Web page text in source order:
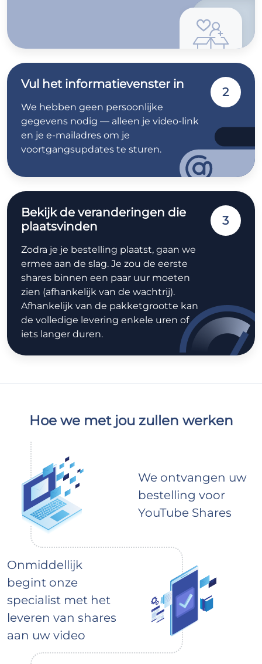
Vul het informatievenster in
We hebben geen persoonlijke
gegevens nodig — alleen je video-link
en je e-mailadres om je
voortgangsupdates te sturen.
2
Bekijk de veranderingen die
plaatsvinden
Zodra je je bestelling plaatst, gaan we
ermee aan de slag. Je zou de eerste
shares binnen een paar uur moeten
zien (afhankelijk van de wachtrij).
Afhankelijk van de pakketgrootte kan
de volledige levering enkele uren of
iets langer duren.
3
Hoe we met jou zullen werken
We ontvangen uw
bestelling voor
YouTube Shares
Onmiddellijk
begint onze
specialist met het
leveren van shares
aan uw video